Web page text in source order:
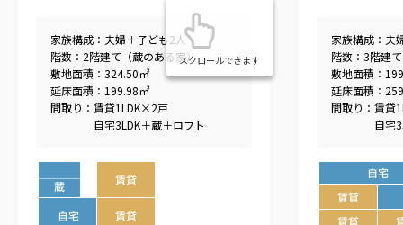
家族構成：夫婦＋子ども2人
階数：2階建て（蔵のある家）
敷地面積：324.50㎡
延床面積：199.98㎡
間取り：賃貸1LDK×2戸
自宅3LDK＋蔵＋ロフト
家族構成：夫
階数：3階建て
敷地面積：
延床面積：
間取り：賃貸
自宅
スクロールできます